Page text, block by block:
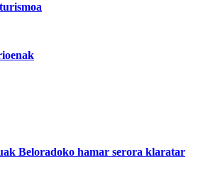
Beloradoko hamar serora klaratar